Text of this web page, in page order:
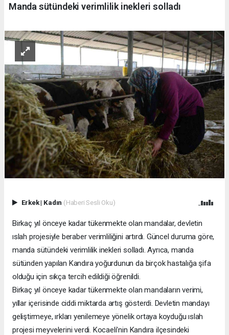
Manda sütündeki verimlilik inekleri solladı
Erkek| Kadın (Haberi Sesli Oku)
Birkaç yıl önceye kadar tükenmekte olan mandalar, devletin
ıslah projesiyle beraber verimliliğini artırdı. Güncel duruma göre,
manda sütündeki verimlilik inekleri solladı. Ayrıca, manda
sütünden yapılan Kandıra yoğurdunun da birçok hastalığa şifa
olduğu için sıkça tercih edildiği öğrenildi.
Birkaç yıl önceye kadar tükenmekte olan mandaların verimi,
yıllar içerisinde ciddi miktarda artış gösterdi. Devletin mandayı
geliştirmeye, ırkları yenilemeye yönelik ortaya koyduğu ıslah
projesi meyvelerini verdi. Kocaeli’nin Kandıra ilçesindeki